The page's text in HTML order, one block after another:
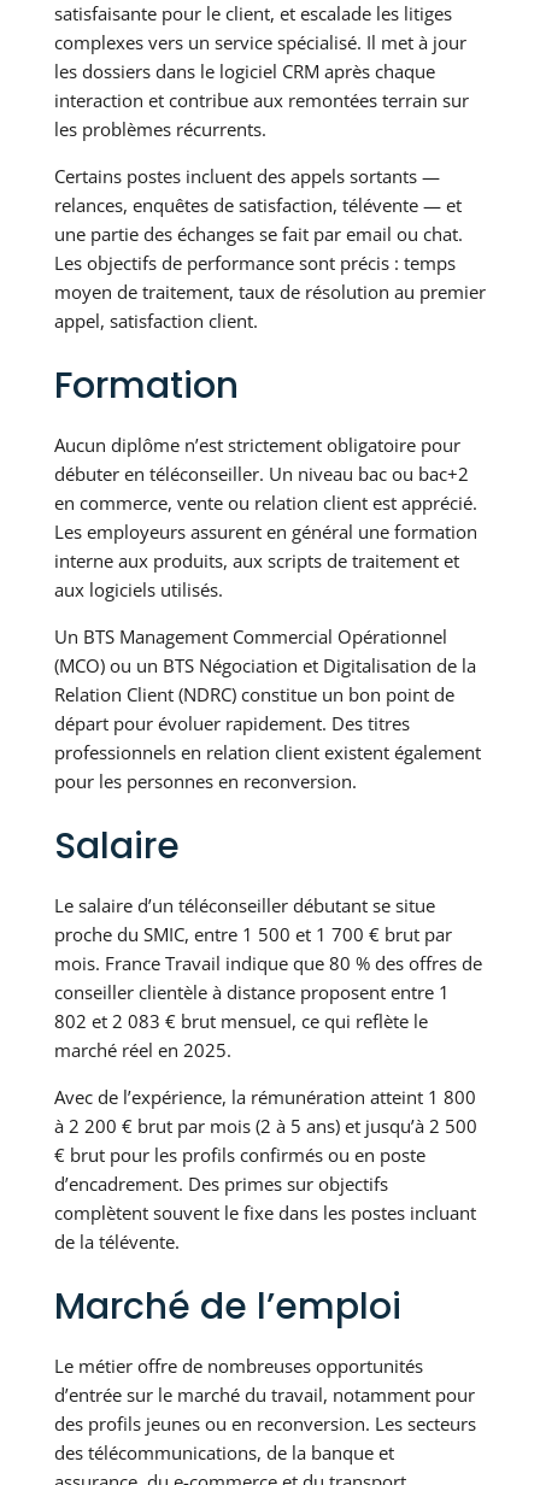
satisfaisante pour le client, et escalade les litiges
complexes vers un service spécialisé. Il met à jour
les dossiers dans le logiciel CRM après chaque
interaction et contribue aux remontées terrain sur
les problèmes récurrents.
Certains postes incluent des appels sortants —
relances, enquêtes de satisfaction, télévente — et
une partie des échanges se fait par email ou chat.
Les objectifs de performance sont précis : temps
moyen de traitement, taux de résolution au premier
appel, satisfaction client.
Formation
Aucun diplôme n’est strictement obligatoire pour
débuter en téléconseiller. Un niveau bac ou bac+2
en commerce, vente ou relation client est apprécié.
Les employeurs assurent en général une formation
interne aux produits, aux scripts de traitement et
aux logiciels utilisés.
Un BTS Management Commercial Opérationnel
(MCO) ou un BTS Négociation et Digitalisation de la
Relation Client (NDRC) constitue un bon point de
départ pour évoluer rapidement. Des titres
professionnels en relation client existent également
pour les personnes en reconversion.
Salaire
Le salaire d’un téléconseiller débutant se situe
proche du SMIC, entre 1 500 et 1 700 € brut par
mois. France Travail indique que 80 % des offres de
conseiller clientèle à distance proposent entre 1
802 et 2 083 € brut mensuel, ce qui reflète le
marché réel en 2025.
Avec de l’expérience, la rémunération atteint 1 800
à 2 200 € brut par mois (2 à 5 ans) et jusqu’à 2 500
€ brut pour les profils confirmés ou en poste
d’encadrement. Des primes sur objectifs
complètent souvent le fixe dans les postes incluant
de la télévente.
Marché de l’emploi
Le métier offre de nombreuses opportunités
d’entrée sur le marché du travail, notamment pour
des profils jeunes ou en reconversion. Les secteurs
des télécommunications, de la banque et